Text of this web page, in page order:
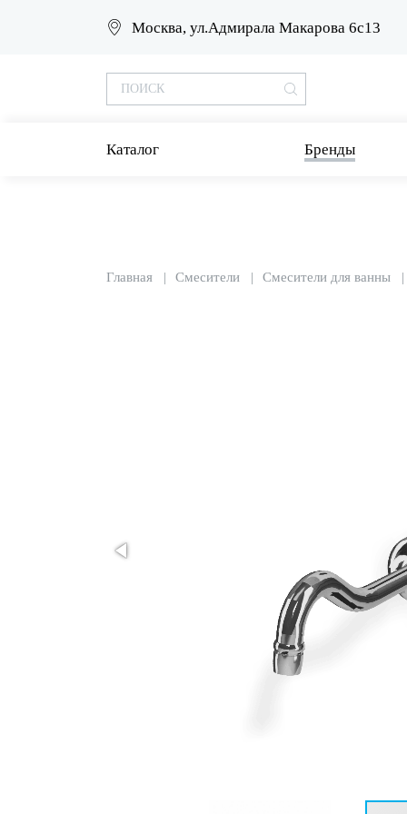
Москва, ул.Адмирала Макарова 6с13
Каталог Бренды
Главная Смесители Смесители для ванны